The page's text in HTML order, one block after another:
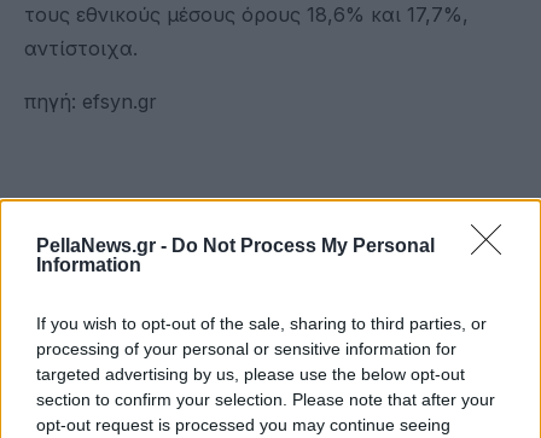
PellaNews.gr - Do Not Process My Personal
Information
If you wish to opt-out of the sale, sharing to third parties, or
processing of your personal or sensitive information for
targeted advertising by us, please use the below opt-out
section to confirm your selection. Please note that after your
opt-out request is processed you may continue seeing
τους εθνικούς μέσους όρους 18,6% και 17,7%,
αντίστοιχα.
πηγή: efsyn.gr